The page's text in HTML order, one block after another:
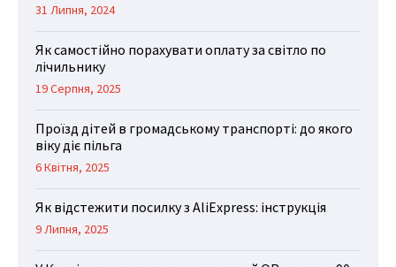
31 Липня, 2024
Як самостійно порахувати оплату за світло по
лічильнику
19 Серпня, 2025
Проїзд дітей в громадському транспорті: до якого
віку діє пільга
6 Квітня, 2025
Як відстежити посилку з AliExpress: інструкція
9 Липня, 2025